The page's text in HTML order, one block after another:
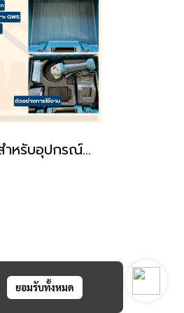
กล่องเปล่าสำหรับอุปกรณ์ 12-18V BOSCH ขนาดเล็ก ขนาดใหญ่ ขนาดใหญ่พิเศษ / 45x35x12cm หรือ 48x35x14cm (ของแท้)
ยอมรับทั้งหมด